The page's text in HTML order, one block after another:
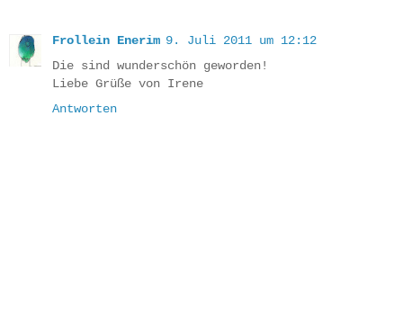
Frollein Enerim 9. Juli 2011 um 12:12
Die sind wunderschön geworden!
Liebe Grüße von Irene
Antworten